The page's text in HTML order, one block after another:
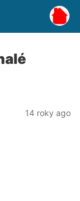
14 roky ago